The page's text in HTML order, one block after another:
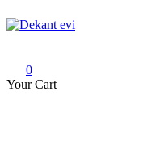
0
Your Cart